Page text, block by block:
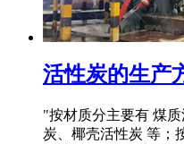
活性炭的生产
"按材质分主要有 煤
炭、椰壳活性炭 等；